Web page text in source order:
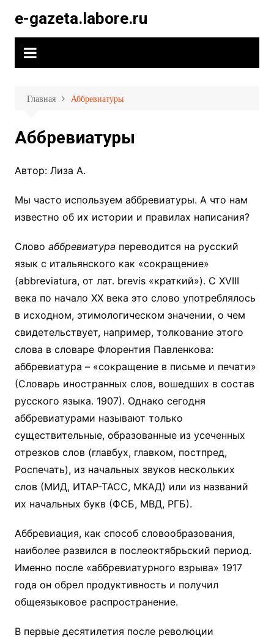
содержимому
e-gazeta.labore.ru
Главная Аббревиатуры
Аббревиатуры
Автор: Лиза А.
Мы часто используем аббревиатуры. А что нам
известно об их истории и правилах написания?
Слово аббревиатура переводится на русский
язык с итальянского как «сокращение»
(abbreviatura, от лат. brevis «краткий»). С XVIII
века по начало XX века это слово употреблялось
в исходном, этимологическом значении, о чем
свидетельствует, например, толкование этого
слова в словаре Флорентия Павленкова:
аббревиатура – «сокращение в письме и печати»
(Словарь иностранных слов, вошедших в состав
русского языка. 1907). Однако сегодня
аббревиатурами называют только
существительные, образованные из усеченных
отрезков слов (главбух, главком, постпред,
Роспечать), из начальных звуков нескольких
слов (МИД, ИТАР-ТАСС, МКАД) или из названий
их начальных букв (ФСБ, МВД, РГБ).
Аббревиация, как способ словообразования,
наиболее развился в послеоктябрьский период.
Именно после «аббревиатурного взрыва» 1917
года он обрел продуктивность и получил
общеязыковое распространение.
В первые десятилетия после революции